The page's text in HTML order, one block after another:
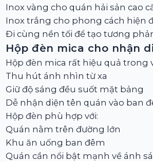
Inox vàng cho quán hải sản cao
Inox trắng cho phong cách hiện
Đi cùng nền tối để tạo tương
Hộp đèn mica cho nhận
Hộp đèn mica rất hiệu quả trong
Thu hút ánh nhìn từ xa
Giữ độ sáng đều suốt mặt bảng
Dễ nhận diện tên quán vào ban
Hộp đèn phù hợp với:
Quán nằm trên đường lớn
Khu ăn uống ban đêm
Quán cần nổi bật mạnh về ánh